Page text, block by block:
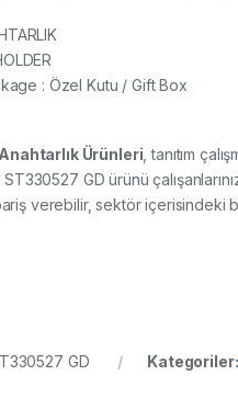
: Özel Kutu / Gift Box​
Ürünleri , tanıtım
ST330527 GD ürünü
verebilir, sektör içerisindeki
GD